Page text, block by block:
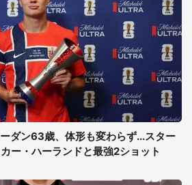
ダン63歳、体形も変わらず...スター
ー・ハーランドと最強2ショット